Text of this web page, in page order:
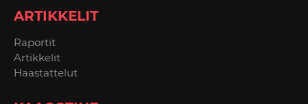
ARTIKKELIT
Raportit
Artikkelit
Haastattelut